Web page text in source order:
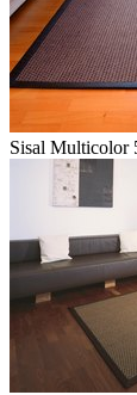
Sisal Multicolor